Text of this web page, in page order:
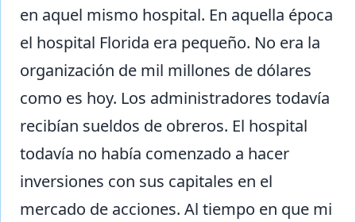
en aquel mismo hospital. En aquella época
el hospital Florida era pequeño. No era la
organización de mil millones de dólares
como es hoy. Los administradores todavía
recibían sueldos de obreros. El hospital
todavía no había comenzado a hacer
inversiones con sus capitales en el
mercado de acciones. Al tiempo en que mi